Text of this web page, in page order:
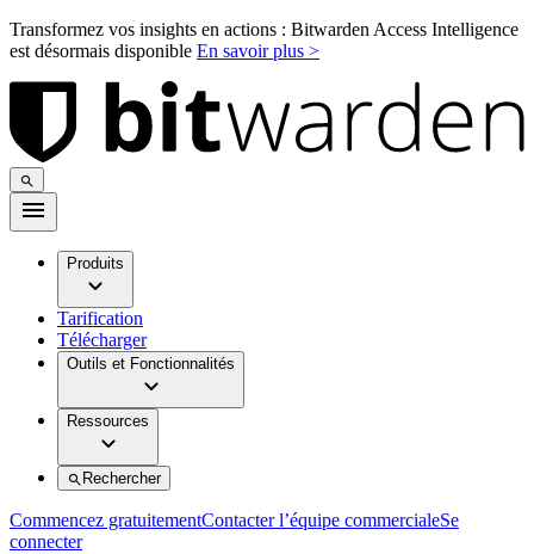
Transformez vos insights en actions : Bitwarden Access Intelligence
est désormais disponible En savoir plus >
Produits
Tarification
Télécharger
Outils et Fonctionnalités
Ressources
Rechercher
Commencez gratuitementContacter l’équipe commercialeSe
connecter